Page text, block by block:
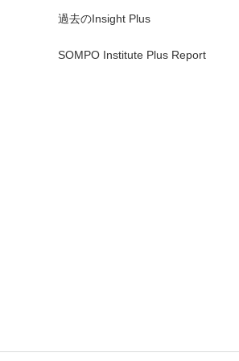
過去のInsight Plus
SOMPO Institute Plus Report